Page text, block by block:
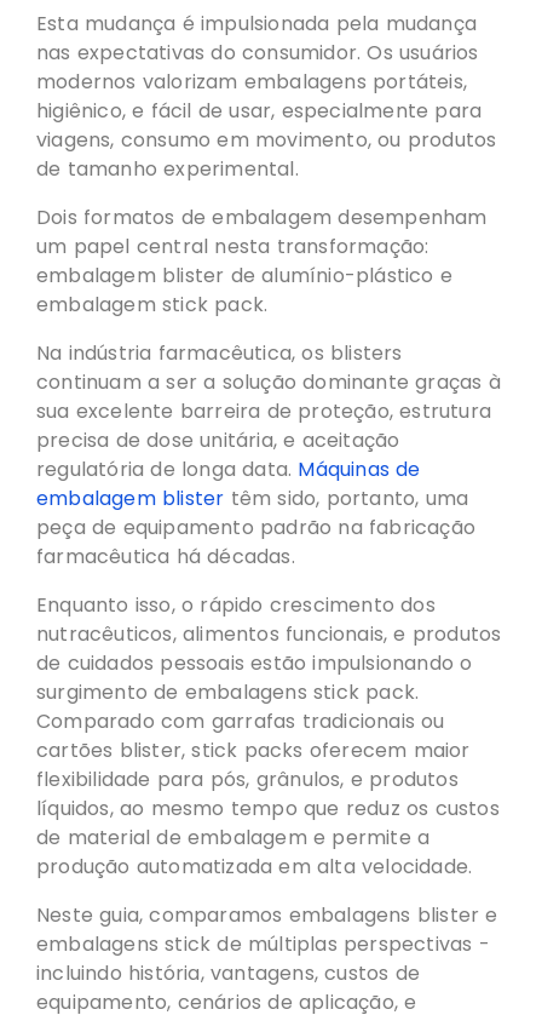
Esta mudança é impulsionada pela mudança
nas expectativas do consumidor. Os usuários
modernos valorizam embalagens portáteis,
higiênico, e fácil de usar, especialmente para
viagens, consumo em movimento, ou produtos
de tamanho experimental.
Dois formatos de embalagem desempenham
um papel central nesta transformação:
embalagem blister de alumínio-plástico e
embalagem stick pack.
Na indústria farmacêutica, os blisters
continuam a ser a solução dominante graças à
sua excelente barreira de proteção, estrutura
precisa de dose unitária, e aceitação
regulatória de longa data. Máquinas de
embalagem blister têm sido, portanto, uma
peça de equipamento padrão na fabricação
farmacêutica há décadas.
Enquanto isso, o rápido crescimento dos
nutracêuticos, alimentos funcionais, e produtos
de cuidados pessoais estão impulsionando o
surgimento de embalagens stick pack.
Comparado com garrafas tradicionais ou
cartões blister, stick packs oferecem maior
flexibilidade para pós, grânulos, e produtos
líquidos, ao mesmo tempo que reduz os custos
de material de embalagem e permite a
produção automatizada em alta velocidade.
Neste guia, comparamos embalagens blister e
embalagens stick de múltiplas perspectivas -
incluindo história, vantagens, custos de
equipamento, cenários de aplicação, e